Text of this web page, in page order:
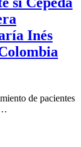
Inés
de pacientes